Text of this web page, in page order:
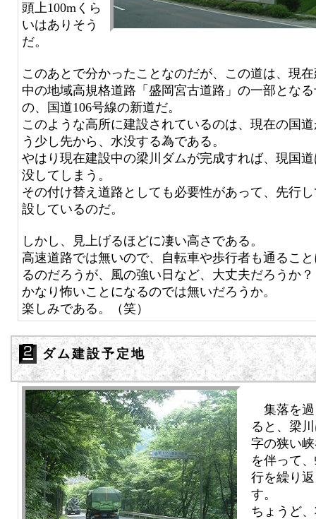
頭上100mくら
いはありそう
だ。
このあとで分かったことなのだが、この道は、現
中の地域高規格道路「盛岡宮古道路」の一部とな
の、国道106号線の新道だ。
このような高所に建設されているのは、現在の国
う少し先から、水没する為である。
やはり現在建設中の梁川ダムが完成すれば、現国
没してしまう。
その付け替え道路としても必要性があって、先行
設しているのだ。
しかし、見上げるほどに凄い高さである。
高速道路では無いので、自転車や歩行者も通るこ
るのだろうが、風の強い日など、大丈夫だろうか？
かなり怖いことになるのでは無いだろうか。
楽しみである。（笑）
ダム建設予定地
集落を過
ると、梁
字の狭い
を伴って
行を繰り返
す。
ちょうど